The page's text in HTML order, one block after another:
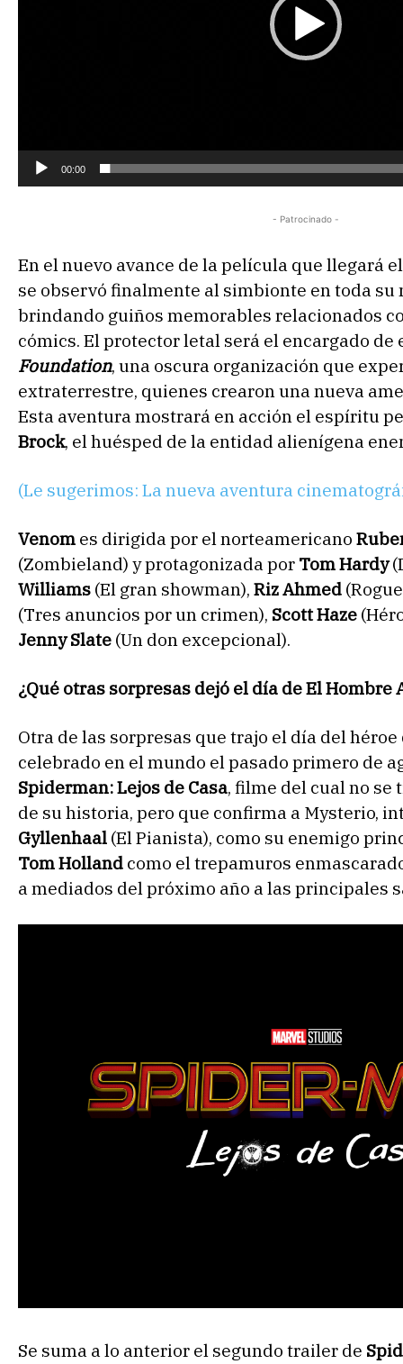
d
e
o
00:00
- Patrocinado -
En el nuevo avance de la película que llegará
se observó finalmente al simbionte en toda su
brindando guiños memorables relacionados
cómics. El protector letal será el encargado
Foundation, una oscura organización que
extraterrestre, quienes crearon una nueva
Esta aventura mostrará en acción el espíritu
Brock, el huésped de la entidad alienígena
(Le sugerimos: La nueva aventura
Venom es dirigida por el norteamericano
(Zombieland) y protagonizada por Tom Hardy
Williams (El gran showman), Riz Ahmed
(Tres anuncios por un crimen), Scott Haze
Jenny Slate (Un don excepcional).
¿Qué otras sorpresas dejó el día de El Hombre
Otra de las sorpresas que trajo el día del héroe
celebrado en el mundo el pasado primero de
Spiderman: Lejos de Casa, filme del cual no se
de su historia, pero que confirma a Mysterio,
Gyllenhaal (El Pianista), como su enemigo
Tom Holland como el trepamuros
a mediados del próximo año a las principales
Se suma a lo anterior el segundo trailer de